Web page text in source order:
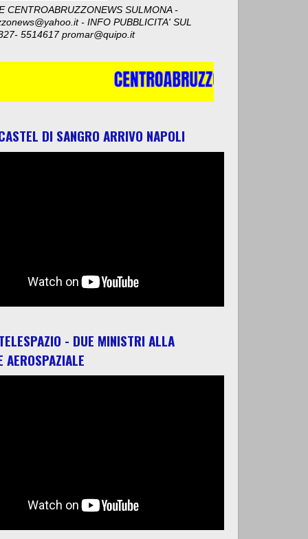
CENTROABRUZZONEWS SULMONA -
- INFO PUBBLICITA' SUL
5514617 promar@quipo.it
DI SANGRO ARRIVO NAPOLI
- DUE MINISTRI ALLA
AEROSPAZIALE